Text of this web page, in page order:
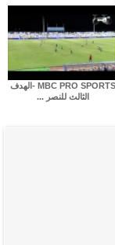
MBC PRO SPORTS -الهدف
الثالث للنصر ...